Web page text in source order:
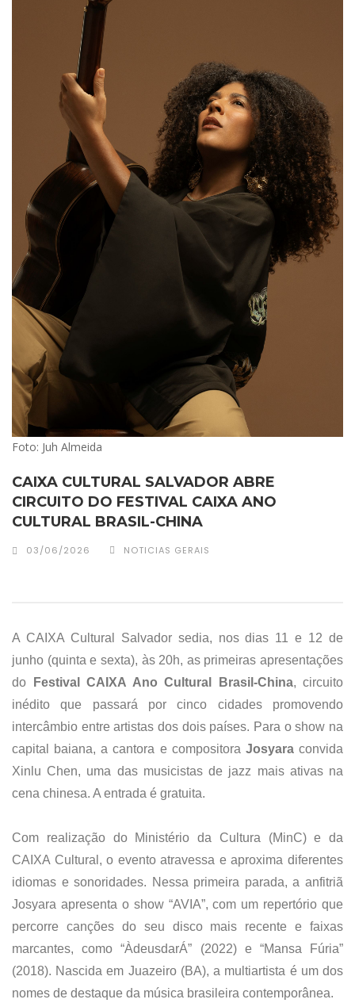
Foto: Juh Almeida
CAIXA CULTURAL SALVADOR ABRE
CIRCUITO DO FESTIVAL CAIXA ANO
CULTURAL BRASIL-CHINA
03/06/2026 NOTICIAS GERAIS
A CAIXA Cultural Salvadorsedia, nos dias 11 e 12 de
junho (quinta e sexta), às 20h, as primeiras apresentações
do
Festival CAIXA Ano Cultural Brasil-China, circuito
inédito que passará por cinco cidades promovendo
intercâmbio entre artistas dos dois países. Para o show na
capital baiana, a cantora e compositora Josyaraconvida
Xinlu Chen, uma das musicistas de jazz mais ativas na
cena chinesa. A entrada é gratuita.
Com realização do Ministério da Cultura (MinC) e da
CAIXA Cultural, o evento atravessa e aproxima diferentes
idiomas e sonoridades. Nessa primeira parada, a anfitriã
Josyara apresenta o show “AVIA”, com um repertório que
percorre canções do seu disco mais recente e faixas
marcantes, como “ÀdeusdarÁ” (2022) e “Mansa Fúria”
(2018). Nascida em Juazeiro (BA), a multiartista é um dos
nomes de destaque da música brasileira contemporânea.